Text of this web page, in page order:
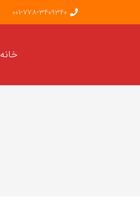
001-778-3409340
خانه